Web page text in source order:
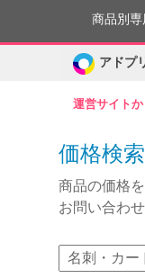
運営サイト
商品別
アドプ
価格検
商品の価格
お問い合わ